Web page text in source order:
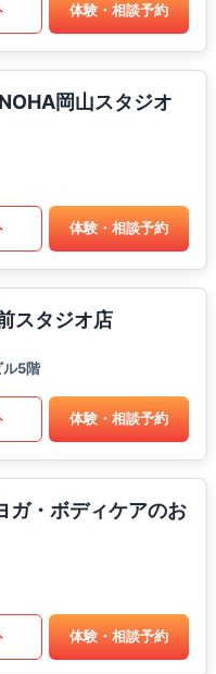
体験・相談予約
岡山スタジオ
体験・相談予約
スタジオ店
ル5階
体験・相談予約
ガ・ボディケアのお
体験・相談予約